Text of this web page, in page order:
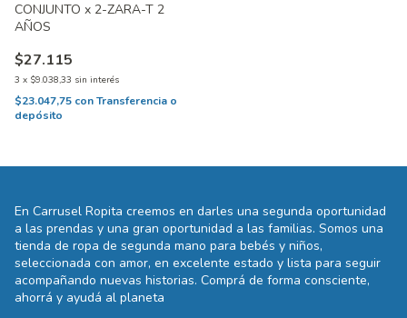
CONJUNTO x 2-ZARA-T 2
AÑOS
$27.115
3 x $9.038,33 sin interés
$23.047,75 conTransferencia o
depósito
En Carrusel Ropita creemos en darles una segunda oportunidad
a las prendas y una gran oportunidad a las familias. Somos una
tienda de ropa de segunda mano para bebés y niños,
seleccionada con amor, en excelente estado y lista para seguir
acompañando nuevas historias. Comprá de forma consciente,
ahorrá y ayudá al planeta